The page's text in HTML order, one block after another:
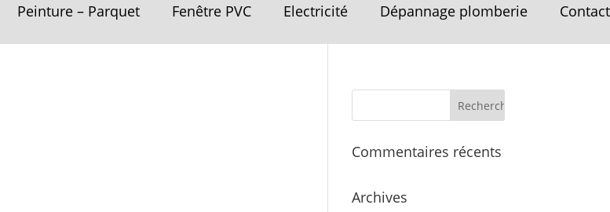
Peinture – Parquet Fenêtre PVC Electricité Dépannage plomberie Contact
Commentaires récents
Archives